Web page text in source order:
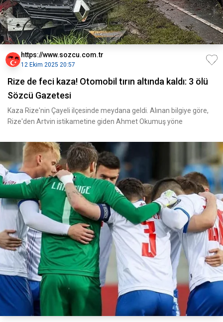
https://www.sozcu.com.tr
12 Ekim 2025 20:57
Rize de feci kaza! Otomobil tırın altında kaldı: 3 ölü
Sözcü Gazetesi
Kaza Rize'nin Çayeli ilçesinde meydana geldi. Alınan bilgiye göre,
Rize'den Artvin istikametine giden Ahmet Okumuş yöne